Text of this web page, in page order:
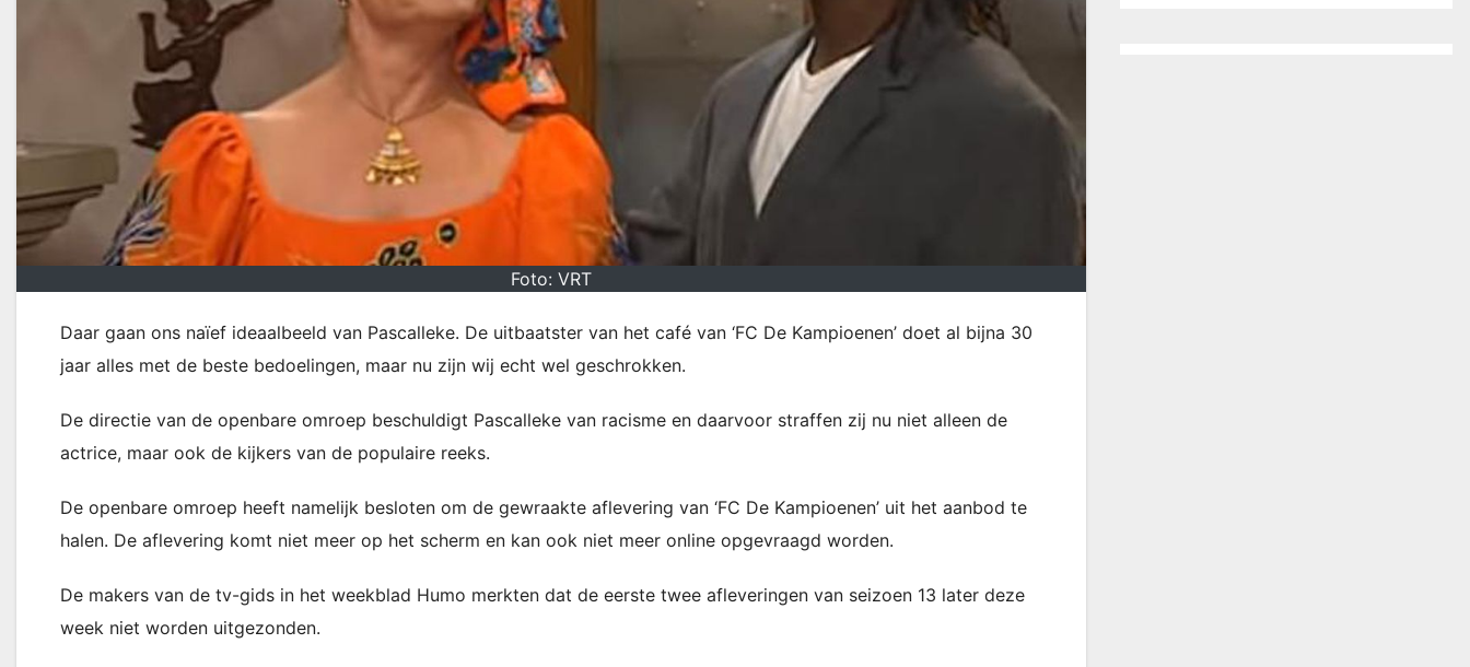
Foto: VRT
Daar gaan ons naïef ideaalbeeld van Pascalleke. De uitbaatster van het café van ‘FC De Kampioenen’ doet al bijna 30
jaar alles met de beste bedoelingen, maar nu zijn wij echt wel geschrokken.
De directie van de openbare omroep beschuldigt Pascalleke van racisme en daarvoor straffen zij nu niet alleen de
actrice, maar ook de kijkers van de populaire reeks.
De openbare omroep heeft namelijk besloten om de gewraakte aflevering van ‘FC De Kampioenen’ uit het aanbod te
halen. De aflevering komt niet meer op het scherm en kan ook niet meer online opgevraagd worden.
De makers van de tv-gids in het weekblad Humo merkten dat de eerste twee afleveringen van seizoen 13 later deze
week niet worden uitgezonden.